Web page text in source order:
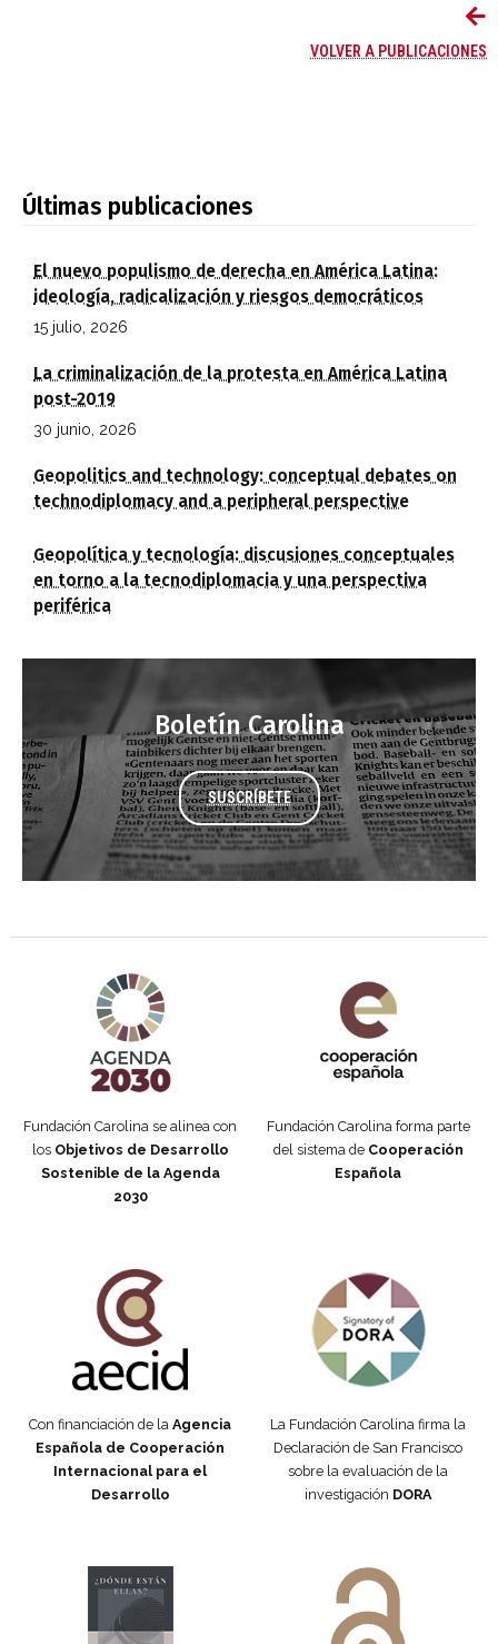
VOLVER A PUBLICACIONES
Últimas publicaciones
El nuevo populismo de derecha en América Latina:
ideología, radicalización y riesgos democráticos
15 julio, 2026
La criminalización de la protesta en América Latina
post-2019
30 junio, 2026
Geopolitics and technology: conceptual debates on
technodiplomacy and a peripheral perspective
Geopolítica y tecnología: discusiones conceptuales
en torno a la tecnodiplomacia y una perspectiva
periférica
Boletín Carolina
SUSCRÍBETE
Fundación Carolina se alinea con
los Objetivos de Desarrollo
Sostenible de la Agenda
2030
Fundación Carolina forma parte
del sistema de Cooperación
Española
Con financiación de la Agencia
Española de Cooperación
Internacional para el
Desarrollo
La Fundación Carolina firma la
Declaración de San Francisco
sobre la evaluación de la
investigación DORA